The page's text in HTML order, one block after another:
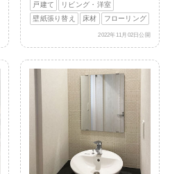
戸建て
リビング・洋室
壁紙張り替え
床材 フローリング
2022年11月02日公開